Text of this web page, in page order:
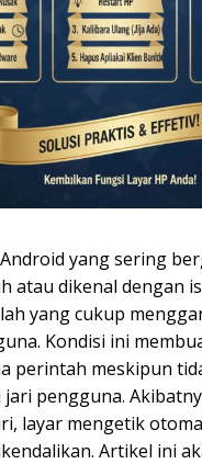
yang sering
atau dikenal dengan
yang cukup
Kondisi ini
perintah meskipun
pengguna.
layar mengetik
Artikel ini